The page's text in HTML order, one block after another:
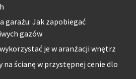
garażu: Jak zapobiegać
gazów
je w aranżacji wnętrz
ścianę w przystępnej cenie dlo